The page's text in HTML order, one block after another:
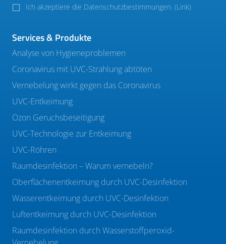
Ich akzeptiere die Datenschutzbestimmungen. (Link)
Services & Produkte
Analyse von Hygieneproblemen
Coronavirus mit UVC-Strahlung abtöten
Vernebelung wirkt gegen das Coronavirus
UVC-Entkeimung
Ozon Geruchsbeseitigung
UVC-Technologie zur Entkeimung
UVC-Röhren
Raumdesinfektion – Warum vernebeln?
Oberflächenentkeimung durch UVC-Desinfektion
Wasserentkeimung durch UVC-Desinfektion
Luftentkeimung durch UVC-Desinfektion
Raumdesinfektion durch Wasserstoffperoxid-